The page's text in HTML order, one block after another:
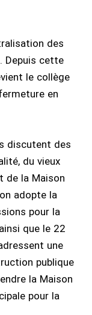
des
Depuis cette
le collège
en
discutent des
du vieux
de la Maison
adopte la
pour la
que le 22
une
publique
la Maison
pour la